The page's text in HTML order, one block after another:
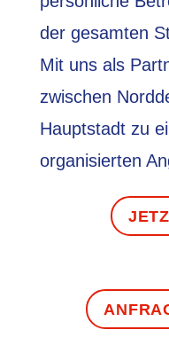
der gesamten
Mit uns als
zwischen
Hauptstadt zu
organisierten